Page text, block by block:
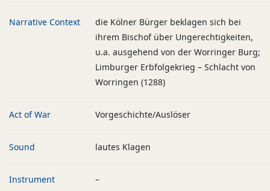
Narrative Context
die Kölner Bürger beklagen sich bei
ihrem Bischof über Ungerechtigkeiten,
u.a. ausgehend von der Worringer Burg;
Limburger Erbfolgekrieg – Schlacht von
Worringen (1288)
Act of War Vorgeschichte/Auslöser
Sound lautes Klagen
Instrument –